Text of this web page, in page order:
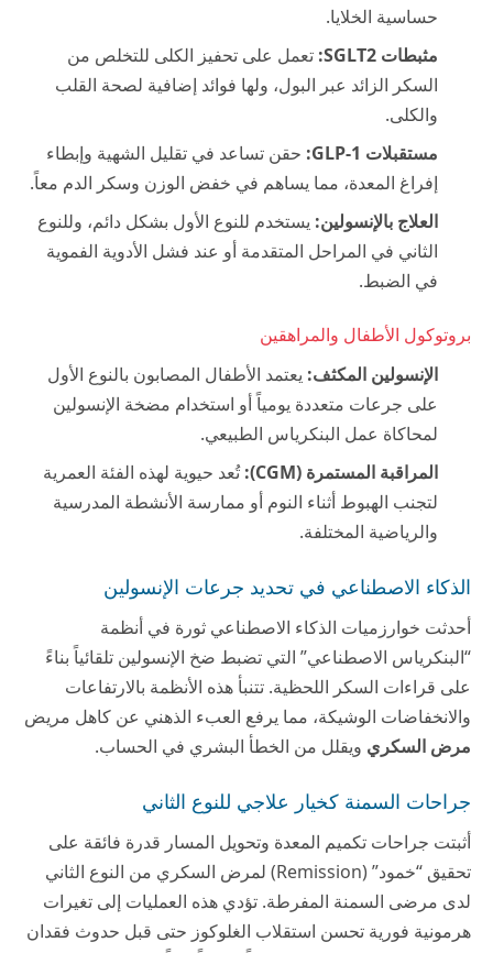
حساسية الخلايا.
مثبطات SGLT2:
تعمل على تحفيز الكلى للتخلص من
السكر الزائد عبر البول، ولها فوائد إضافية لصحة القلب
والكلى.
مستقبلات GLP-1:
حقن تساعد في تقليل الشهية وإبطاء
إفراغ المعدة، مما يساهم في خفض الوزن وسكر الدم معاً.
العلاج بالإنسولين: يستخدم للنوع الأول بشكل دائم، وللنوع
الثاني في المراحل المتقدمة أو عند فشل الأدوية الفموية
في الضبط.
بروتوكول الأطفال والمراهقين
الإنسولين المكثف: يعتمد الأطفال المصابون بالنوع الأول
على جرعات متعددة يومياً أو استخدام مضخة الإنسولين
لمحاكاة عمل البنكرياس الطبيعي.
المراقبة المستمرة (CGM):
تُعد حيوية لهذه الفئة العمرية
لتجنب الهبوط أثناء النوم أو ممارسة الأنشطة المدرسية
والرياضية المختلفة.
الذكاء الاصطناعي في تحديد جرعات الإنسولين
أحدثت خوارزميات الذكاء الاصطناعي ثورة في أنظمة
“البنكرياس الاصطناعي” التي تضبط ضخ الإنسولين تلقائياً بناءً
على قراءات السكر اللحظية. تتنبأ هذه الأنظمة بالارتفاعات
والانخفاضات الوشيكة، مما يرفع العبء الذهني عن كاهل مريض
مرض السكري ويقلل من الخطأ البشري في الحساب.
جراحات السمنة كخيار علاجي للنوع الثاني
أثبتت جراحات تكميم المعدة وتحويل المسار قدرة فائقة على
تحقيق “خمود” (Remission) لمرض السكري من النوع الثاني
لدى مرضى السمنة المفرطة. تؤدي هذه العمليات إلى تغيرات
هرمونية فورية تحسن استقلاب الغلوكوز حتى قبل حدوث فقدان